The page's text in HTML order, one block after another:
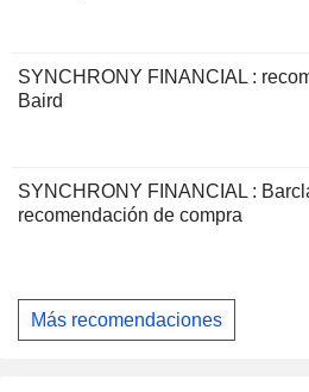
SYNCHRONY FINANCIAL :
Baird
SYNCHRONY FINANCIAL :
recomendación de compra
Más recomendaciones